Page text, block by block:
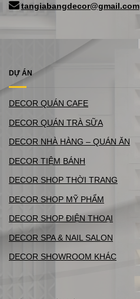
tangiabangdecor@gmail.com
DỰ ÁN
DECOR QUÁN CAFE
DECOR QUÁN TRÀ SỮA
DECOR NHÀ HÀNG – QUÁN ĂN
DECOR TIỆM BÁNH
DECOR SHOP THỜI TRANG
DECOR SHOP MỸ PHẨM
DECOR SHOP ĐIỆN THOẠI
DECOR SPA & NAIL SALON
DECOR SHOWROOM KHÁC